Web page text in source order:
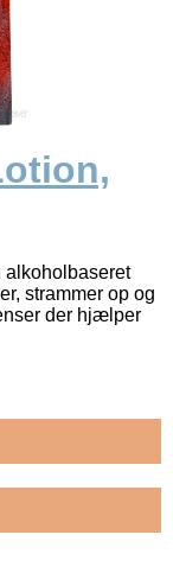
alkoholbaseret
strammer op og
der hjælper